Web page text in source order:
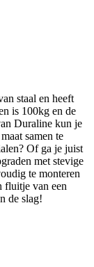
staal en heeft
is 100kg en de
Duraline kun je
samen te
Of ga je juist
met stevige
te monteren
fluitje van een
de slag!